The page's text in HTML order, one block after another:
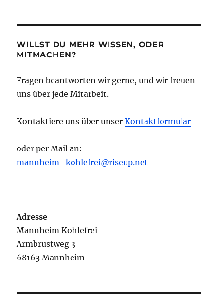
WILLST DU MEHR WISSEN, ODER
MITMACHEN?
Fragen beantworten wir gerne, und wir freuen
uns über jede Mitarbeit.
Kontaktiere uns über unserKontaktformular
oder per Mail an:
mannheim_kohlefrei@riseup.net
Adresse
Mannheim Kohlefrei
Armbrustweg 3
68163 Mannheim